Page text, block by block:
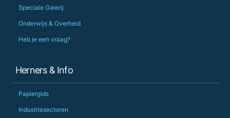
Speciale Galerij
Onderwijs & Overheid
Heb je een vraag?
Herners & Info
Papiergids
Industriesectoren